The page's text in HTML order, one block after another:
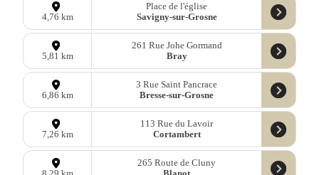
4,76 km
Place de l'église
Savigny-sur-Grosne
5,81 km
261 Rue Johe Gormand
Bray
6,86 km
3 Rue Saint Pancrace
Bresse-sur-Grosne
7,26 km
113 Rue du Lavoir
Cortambert
265 Route de Cluny